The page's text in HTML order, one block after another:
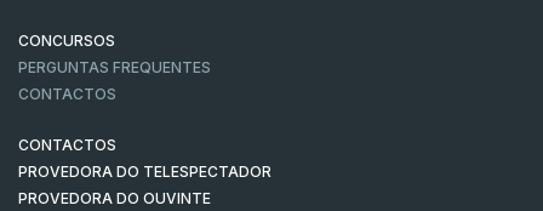
CONCURSOS
PERGUNTAS FREQUENTES
CONTACTOS
CONTACTOS
PROVEDORA DO TELESPECTADOR
PROVEDORA DO OUVINTE